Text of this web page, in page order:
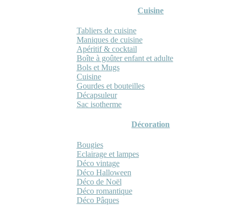
Cuisine
Tabliers de cuisine
Maniques de cuisine
Apéritif & cocktail
Boîte à goûter enfant et adulte
Bols et Mugs
Cuisine
Gourdes et bouteilles
Décapsuleur
Sac isotherme
Décoration
Bougies
Eclairage et lampes
Déco vintage
Déco Halloween
Déco de Noël
Déco romantique
Déco Pâques